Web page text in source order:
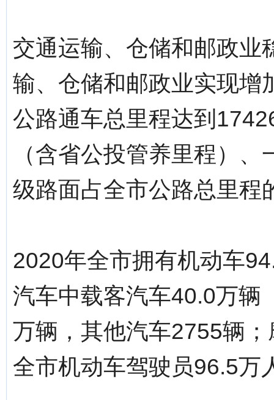
交通运输、仓储和邮政业
输、仓储和邮政业实现增
公路通车总里程达到
（含省公投管养里程）
级路面占全市公路总里程
2020年全市拥有机动车
汽车中载客汽车40.0万辆
万辆，其他汽车2755辆
全市机动车驾驶员96.5万